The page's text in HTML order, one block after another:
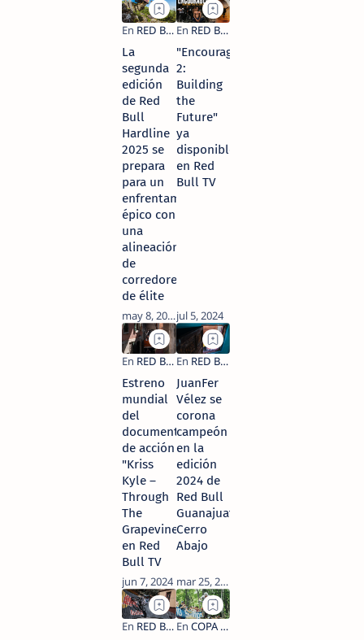
La
segunda
edición
de Red
Bull
Hardline
2025 se
prepara
para un
enfrentamiento
épico con
una
alineación
de
corredores
de élite
"Encouraged
2:
Building
the
Future"
ya
disponible
en Red
Bull TV
Estreno
mundial
del
documental
de acción
"Kriss
Kyle –
Through
The
Grapevines"
en Red
Bull TV
JuanFer
Vélez se
corona
campeón
en la
edición
2024 de
Red Bull
Guanajuato
Cerro
Abajo